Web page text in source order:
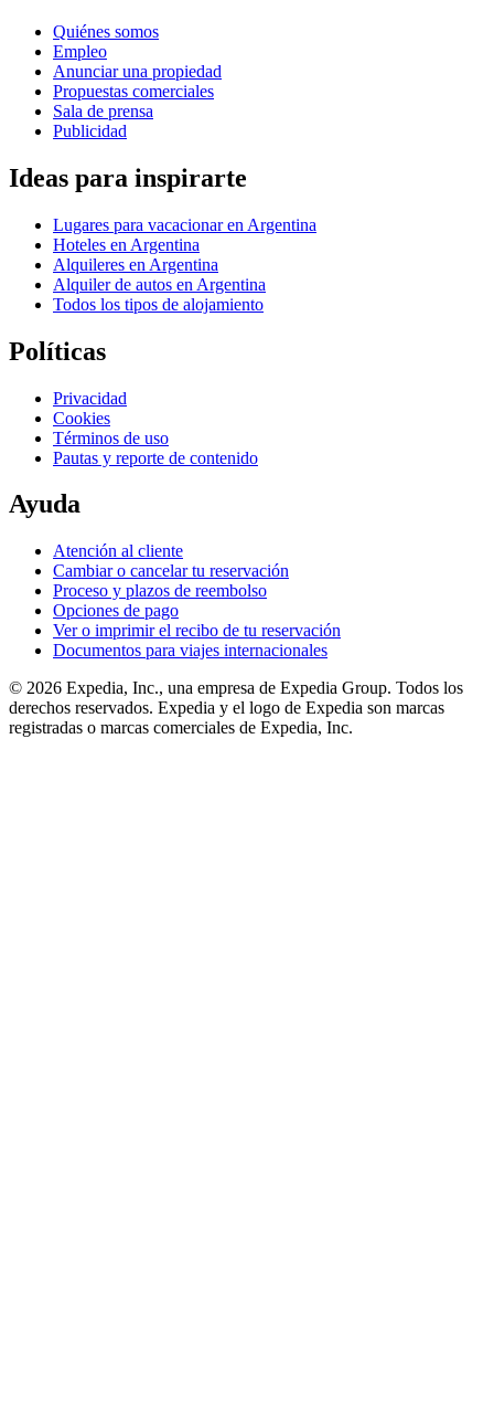
Quiénes somos
Empleo
Anunciar una propiedad
Propuestas comerciales
Sala de prensa
Publicidad
Ideas para inspirarte
Lugares para vacacionar en Argentina
Hoteles en Argentina
Alquileres en Argentina
Alquiler de autos en Argentina
Todos los tipos de alojamiento
Políticas
Privacidad
Cookies
Términos de uso
Pautas y reporte de contenido
Ayuda
Atención al cliente
Cambiar o cancelar tu reservación
Proceso y plazos de reembolso
Opciones de pago
Ver o imprimir el recibo de tu reservación
Documentos para viajes internacionales
© 2026 Expedia, Inc., una empresa de Expedia Group. Todos los
derechos reservados. Expedia y el logo de Expedia son marcas
registradas o marcas comerciales de Expedia, Inc.